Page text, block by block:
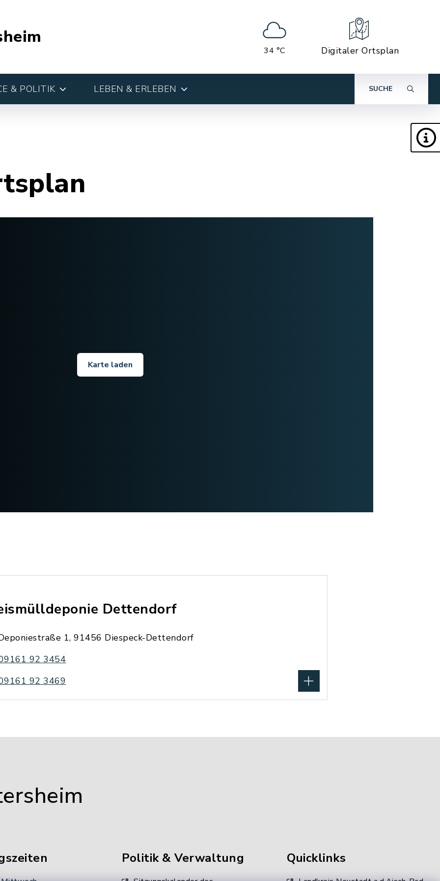
34 °C Digitaler Ortsplan
& POLITIK LEBEN & ERLEBEN SUCHE
Karte laden
Dettendorf
1, 91456 Diespeck-Dettendorf
92 3454
92 3469
Politik & Verwaltung Quicklinks